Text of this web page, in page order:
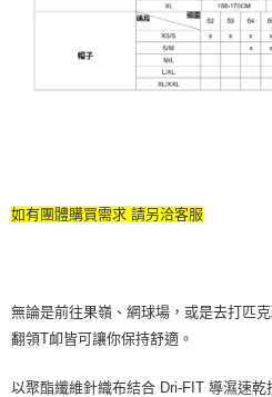
如有團體購買需求 請另洽客服
無論是前往果嶺、網球場，或是去打匹
翻領T卹皆可讓你保持舒適。
以聚酯纖維針織布結合 Dri-FIT 導濕速